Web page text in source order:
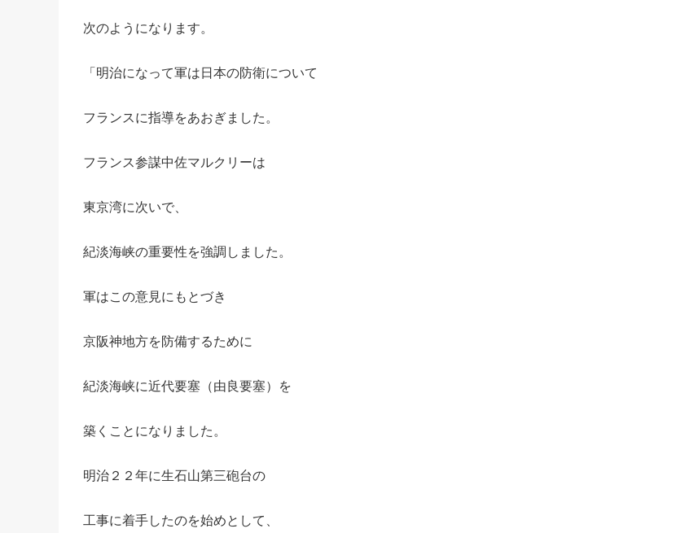
次のようになります。
「明治になって軍は日本の防衛について
フランスに指導をあおぎました。
フランス参謀中佐マルクリーは
東京湾に次いで、
紀淡海峡の重要性を強調しました。
軍はこの意見にもとづき
京阪神地方を防備するために
紀淡海峡に近代要塞（由良要塞）を
築くことになりました。
明治２２年に生石山第三砲台の
工事に着手したのを始めとして、